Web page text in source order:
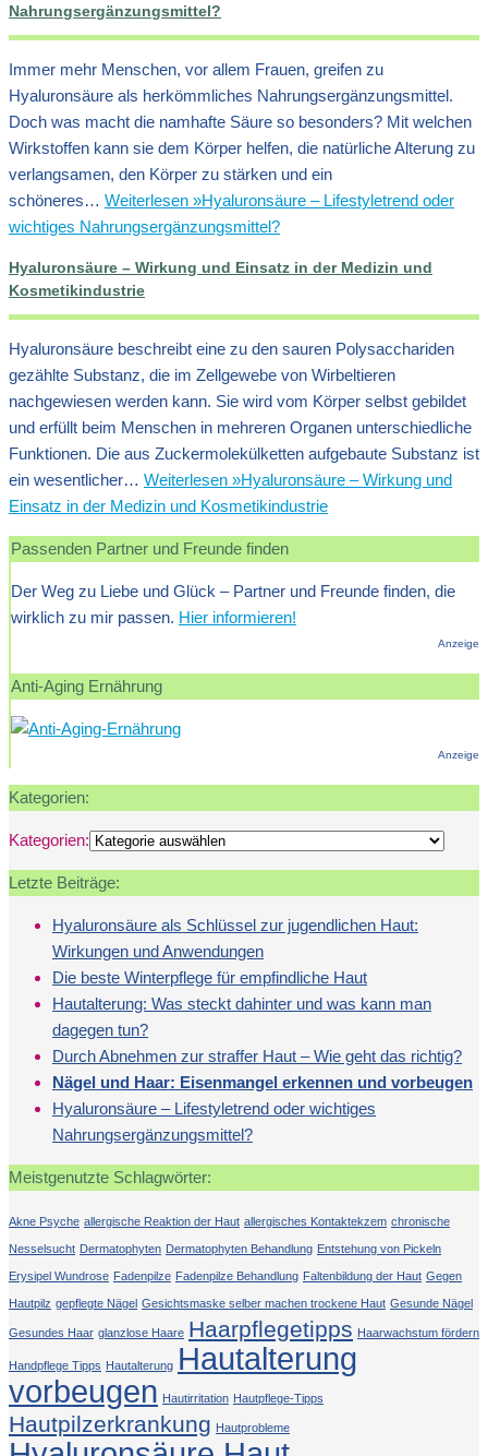
Nahrungsergänzungsmittel?
Immer mehr Menschen, vor allem Frauen, greifen zu
Hyaluronsäure als herkömmliches Nahrungsergänzungsmittel.
Doch was macht die namhafte Säure so besonders? Mit welchen
Wirkstoffen kann sie dem Körper helfen, die natürliche Alterung zu
verlangsamen, den Körper zu stärken und ein
schöneres… Weiterlesen »Hyaluronsäure – Lifestyletrend oder
wichtiges Nahrungsergänzungsmittel?
Hyaluronsäure – Wirkung und Einsatz in der Medizin und
Kosmetikindustrie
Hyaluronsäure beschreibt eine zu den sauren Polysacchariden
gezählte Substanz, die im Zellgewebe von Wirbeltieren
nachgewiesen werden kann. Sie wird vom Körper selbst gebildet
und erfüllt beim Menschen in mehreren Organen unterschiedliche
Funktionen. Die aus Zuckermolekülketten aufgebaute Substanz ist
ein wesentlicher… Weiterlesen »Hyaluronsäure – Wirkung und
Einsatz in der Medizin und Kosmetikindustrie
Passenden Partner und Freunde finden
Der Weg zu Liebe und Glück – Partner und Freunde finden, die
wirklich zu mir passen. Hier informieren!
Anzeige
Anti-Aging Ernährung
Anzeige
Kategorien:
Kategorien:
Letzte Beiträge:
Hyaluronsäure als Schlüssel zur jugendlichen Haut:
Wirkungen und Anwendungen
Die beste Winterpflege für empfindliche Haut
Hautalterung: Was steckt dahinter und was kann man
dagegen tun?
Durch Abnehmen zur straffer Haut – Wie geht das richtig?
Nägel und Haar: Eisenmangel erkennen und vorbeugen
Hyaluronsäure – Lifestyletrend oder wichtiges
Nahrungsergänzungsmittel?
Meistgenutzte Schlagwörter:
Akne Psyche allergische Reaktion der Haut allergisches Kontaktekzem chronische
Nesselsucht Dermatophyten Dermatophyten Behandlung Entstehung von Pickeln
Erysipel Wundrose Fadenpilze Fadenpilze Behandlung Faltenbildung der Haut Gegen
Hautpilz gepflegte Nägel Gesichtsmaske selber machen trockene Haut Gesunde Nägel
Gesundes Haar glanzlose Haare Haarpflegetipps Haarwachstum fördern
Handpflege Tipps Hautalterung Hautalterung
vorbeugen Hautirritation Hautpflege-Tipps
Hautpilzerkrankung Hautprobleme